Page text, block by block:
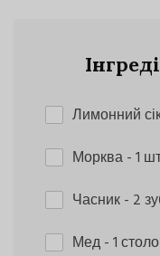
Лимонний
Морква- 1
Часник- 2
Мед- 1